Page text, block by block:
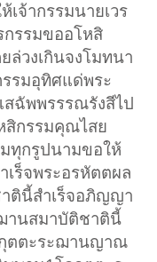
จ้ากรรมนายเวร
กรรมขออโหสิ
ล่วงเกินจงโมทนา
รมอุทิศแด่พระ
ฉัพพรรรณรังสีไป
สิกรรมคุณไสย
ทุกรูปนามขอให้
ร็จพระอรหัตตผล
ตินี้สำเร็จอภิญญา
านสมาบัติชาตินี้
ตตะระฌานญาณ